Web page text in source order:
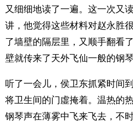
又细细地读了一遍。这一次又
讲，他觉得这些材料对赵永胜
了墙壁的隔层里，又顺手翻看
壁就传来了天外飞仙一般的钢琴
听了一会儿，侯卫东抓紧时间
将卫生间的门虛掩着。温热的
钢琴声在薄雾中飞来飞去，不